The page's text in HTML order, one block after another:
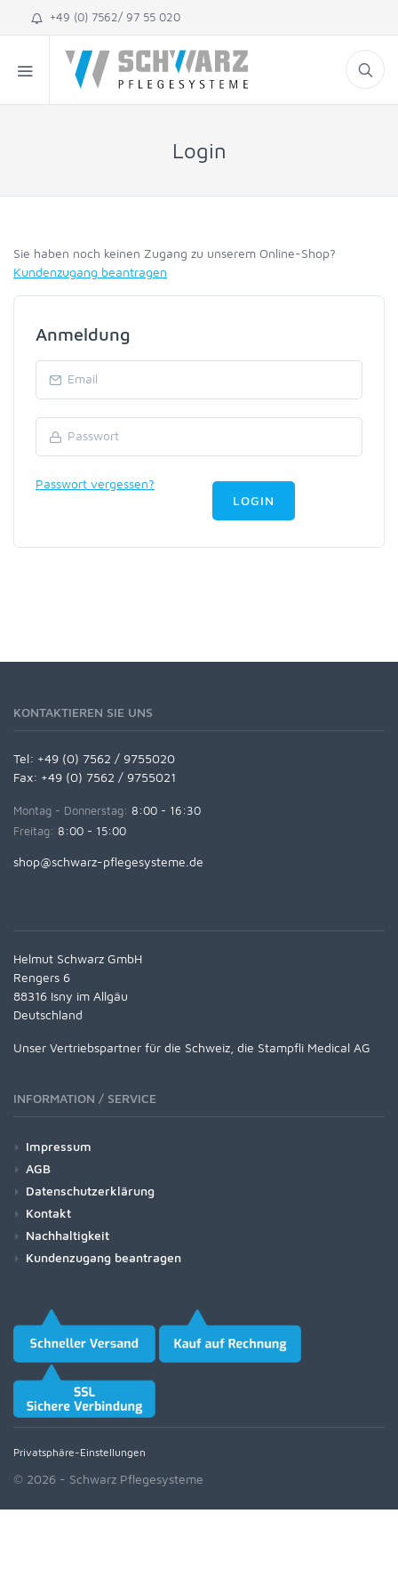
+49 (0) 7562/ 97 55 020
Login
Sie haben noch keinen Zugang zu unserem Online-Shop?
Kundenzugang beantragen
Anmeldung
Passwort vergessen?
LOGIN
KONTAKTIEREN SIE UNS
Tel: +49 (0) 7562 / 9755020
Fax: +49 (0) 7562 / 9755021
Montag - Donnerstag: 8:00 - 16:30
Freitag: 8:00 - 15:00
shop@schwarz-pflegesysteme.de
Helmut Schwarz GmbH
Rengers 6
88316 Isny im Allgäu
Deutschland
Unser Vertriebspartner für die Schweiz, die Stampfli Medical AG
INFORMATION / SERVICE
Impressum
AGB
Datenschutzerklärung
Kontakt
Nachhaltigkeit
Kundenzugang beantragen
Privatsphäre-Einstellungen
© 2026 - Schwarz Pflegesysteme